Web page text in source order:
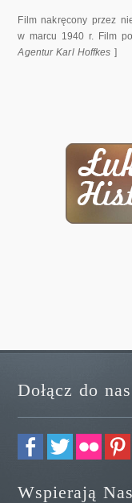
Film nakręcony przez
w marcu 1940 r. Film
Agentur Karl Hoffkes ]
Dołącz do nas
Wspierają Nas